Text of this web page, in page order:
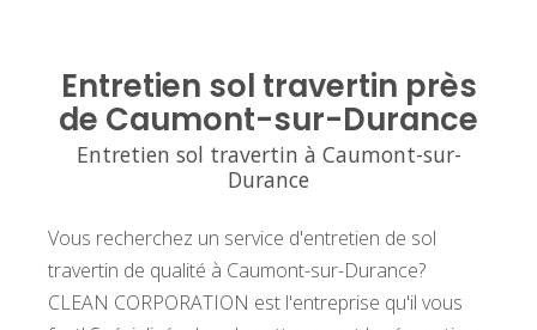
Entretien sol travertin près
de Caumont-sur-Durance
Entretien sol travertin à Caumont-sur-
Durance
Vous recherchez un service d'entretien de sol
travertin de qualité à Caumont-sur-Durance?
CLEAN CORPORATION est l'entreprise qu'il vous